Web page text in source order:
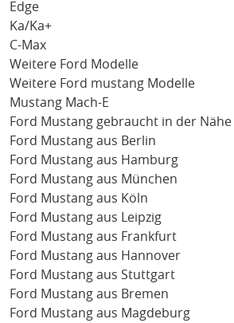
Edge
Ka/Ka+
C-Max
Weitere Ford Modelle
Weitere Ford mustang Modelle
Mustang Mach-E
Ford Mustang gebraucht in der Nähe
Ford Mustang aus Berlin
Ford Mustang aus Hamburg
Ford Mustang aus München
Ford Mustang aus Köln
Ford Mustang aus Leipzig
Ford Mustang aus Frankfurt
Ford Mustang aus Hannover
Ford Mustang aus Stuttgart
Ford Mustang aus Bremen
Ford Mustang aus Magdeburg